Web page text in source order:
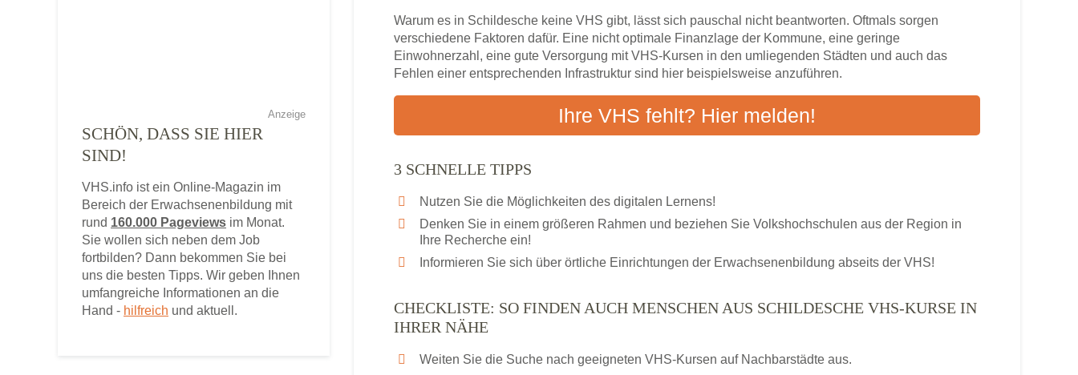
Abendschule in der Region rund um Schildesche
VHS steht für Erwachsenenbildung
Online-Kurse: Alternative Angebote zum VHS-Kurs
Checkliste: Darauf kommt es bei Bildungsangeboten an
Warum es in Schildesche keine VHS gibt, lässt sich pauschal nicht beantworten. Oftmals sorgen
verschiedene Faktoren dafür. Eine nicht optimale Finanzlage der Kommune, eine geringe
Einwohnerzahl, eine gute Versorgung mit VHS-Kursen in den umliegenden Städten und auch das
Fehlen einer entsprechenden Infrastruktur sind hier beispielsweise anzuführen.
Ihre VHS fehlt? Hier melden!
3 SCHNELLE TIPPS
Nutzen Sie die Möglichkeiten des digitalen Lernens!
Denken Sie in einem größeren Rahmen und beziehen Sie Volkshochschulen aus der Region in
Ihre Recherche ein!
Informieren Sie sich über örtliche Einrichtungen der Erwachsenenbildung abseits der VHS!
CHECKLISTE: SO FINDEN AUCH MENSCHEN AUS SCHILDESCHE VHS-KURSE IN
IHRER NÄHE
Weiten Sie die Suche nach geeigneten VHS-Kursen auf Nachbarstädte aus.
Anzeige
SCHÖN, DASS SIE HIER
SIND!
VHS.info ist ein Online-Magazin im
Bereich der Erwachsenenbildung mit
rund 160.000 Pageviews im Monat.
Sie wollen sich neben dem Job
fortbilden? Dann bekommen Sie bei
uns die besten Tipps. Wir geben Ihnen
umfangreiche Informationen an die
Hand - hilfreich und aktuell.